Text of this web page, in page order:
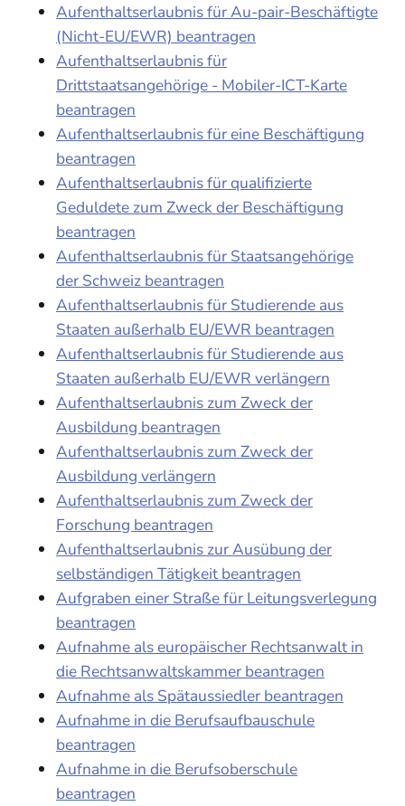
Aufenthaltserlaubnis für Au-pair-Beschäftigte
(Nicht-EU/EWR) beantragen
Aufenthaltserlaubnis für
Drittstaatsangehörige - Mobiler-ICT-Karte
beantragen
Aufenthaltserlaubnis für eine Beschäftigung
beantragen
Aufenthaltserlaubnis für qualifizierte
Geduldete zum Zweck der Beschäftigung
beantragen
Aufenthaltserlaubnis für Staatsangehörige
der Schweiz beantragen
Aufenthaltserlaubnis für Studierende aus
Staaten außerhalb EU/EWR beantragen
Aufenthaltserlaubnis für Studierende aus
Staaten außerhalb EU/EWR verlängern
Aufenthaltserlaubnis zum Zweck der
Ausbildung beantragen
Aufenthaltserlaubnis zum Zweck der
Ausbildung verlängern
Aufenthaltserlaubnis zum Zweck der
Forschung beantragen
Aufenthaltserlaubnis zur Ausübung der
selbständigen Tätigkeit beantragen
Aufgraben einer Straße für Leitungsverlegung
beantragen
Aufnahme als europäischer Rechtsanwalt in
die Rechtsanwaltskammer beantragen
Aufnahme als Spätaussiedler beantragen
Aufnahme in die Berufsaufbauschule
beantragen
Aufnahme in die Berufsoberschule
beantragen